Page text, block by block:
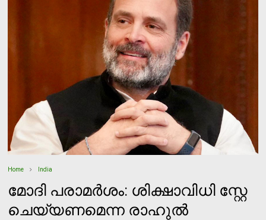
Home India
മോദി പരാമര്‍ശം: ശിക്ഷാവിധി സ്റ്റേ
ചെയ്യണമെന്ന രാഹുല്‍